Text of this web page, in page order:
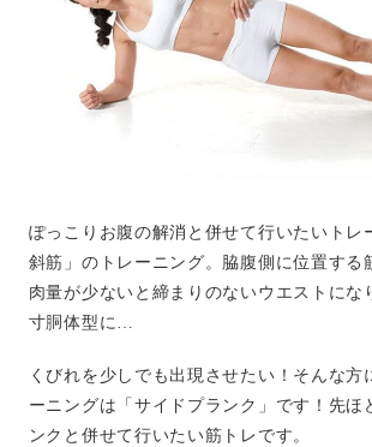
ぽっこりお腹の解消と併せて行いたいトレ
斜筋」のトレーニング。脇腹側に位置する
肉量が少ないと締まりのないウエストにな
寸胴体型に…
くびれを少しでも出現させたい！そんな方
ーニングは「サイドプランク」です！先ほ
ンクと併せて行いたい筋トレです。